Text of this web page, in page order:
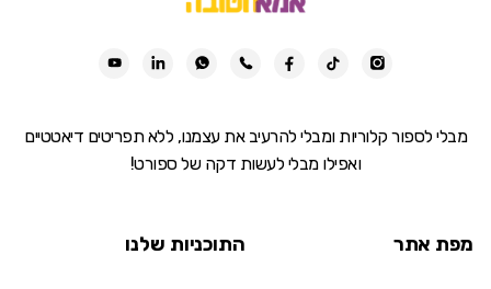
מבלי לספור קלוריות ומבלי להרעיב את עצמנו, ללא תפריטים דיאטטיים
ואפילו מבלי לעשות דקה של ספורט!
מפת אתר התוכניות שלנו